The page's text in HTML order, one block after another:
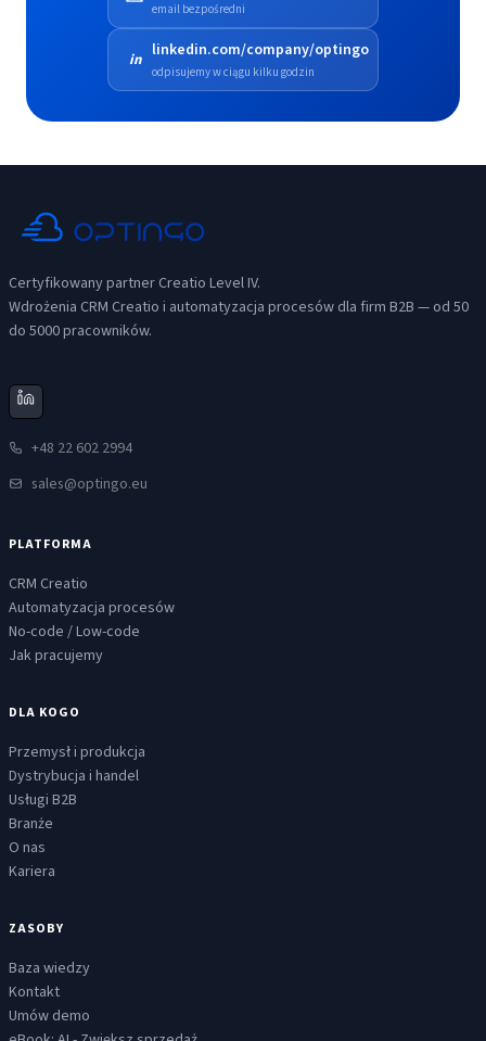
email bezpośredni
in linkedin.com/company/optingo
odpisujemy w ciągu kilku godzin
Certyfikowany partner Creatio Level IV.
Wdrożenia CRM Creatio i automatyzacja procesów dla firm B2B — od 50
do 5000 pracowników.
+48 22 602 2994
sales@optingo.eu
PLATFORMA
CRM Creatio
Automatyzacja procesów
No-code / Low-code
Jak pracujemy
DLA KOGO
Przemysł i produkcja
Dystrybucja i handel
Usługi B2B
Branże
O nas
Kariera
ZASOBY
Baza wiedzy
Kontakt
Umów demo